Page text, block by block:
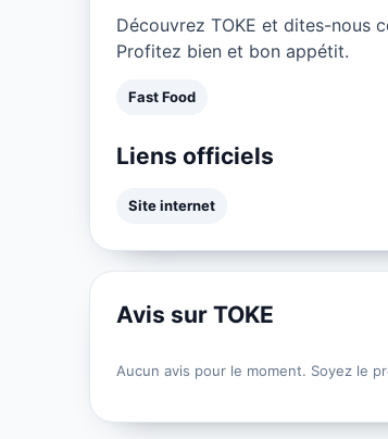
Découvrez TOKE et dites-nous
Profitez bien et bon appétit.
Fast Food
Liens officiels
Site internet
Avis sur TOKE
Aucun avis pour le moment. Soyez le